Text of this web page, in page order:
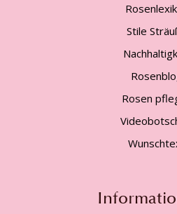
Stile
Rosen